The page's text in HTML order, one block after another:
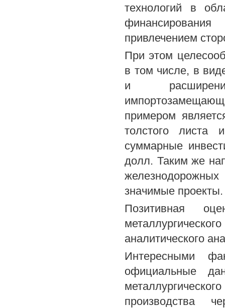
технологий в
привлечением
При этом
в том числе, в
и
примером
толстого
суммарные
долл. Таким же
значимые проекты.
Позитивная
аналитического
Интересными
официальные
производства